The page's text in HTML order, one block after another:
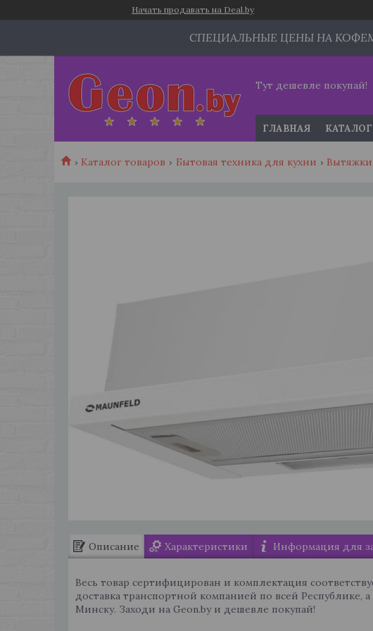
Начать продавать на Deal.by
СПЕЦИАЛЬНЫЕ ЦЕНЫ НА
Тут дешевле покупай!
ГЛАВНАЯ КАТАЛОГ
Каталог товаров Бытовая техника для кухни Вытяжки
Описание Характеристики Информация для
Весь товар сертифицирован и комплектация
доставка транспортной компанией по всей Республике,
Минску. Заходи на Geon.by и дешевле покупай!